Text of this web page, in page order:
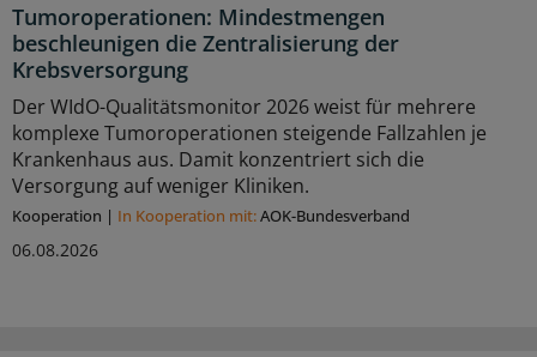
Tumoroperationen: Mindestmengen
beschleunigen die Zentralisierung der
Krebsversorgung
Der WIdO-Qualitätsmonitor 2026 weist für mehrere
komplexe Tumoroperationen steigende Fallzahlen je
Krankenhaus aus. Damit konzentriert sich die
Versorgung auf weniger Kliniken.
Kooperation | In Kooperation mit:AOK-Bundesverband
06.08.2026